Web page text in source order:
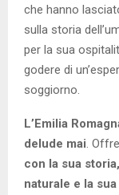
che hanno
sulla storia
per la sua
godere di
soggiorno.
L’Emilia
delude mai .
con la sua
naturale e la